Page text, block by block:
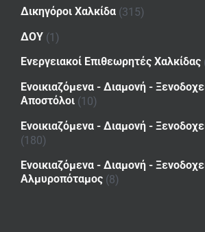
Δικηγόροι Χαλκίδα (315)
ΔΟΥ (1)
Ενεργειακοί Επιθεωρητές Χαλκίδας
Ενοικιαζόμενα - Διαμονή -
Αποστόλοι (10)
Ενοικιαζόμενα - Διαμονή -
(180)
Ενοικιαζόμενα - Διαμονή -
Αλμυροπόταμος (8)